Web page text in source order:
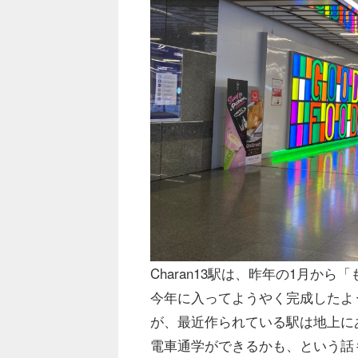
Charan13駅は、昨年の1月から
今年に入ってようやく完成した
が、最近作られている駅は地上
電車通学ができるかも、という